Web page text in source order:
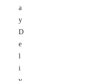
a
y
D
e
l
i